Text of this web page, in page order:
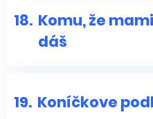
18. Komu, že
dáš
19. Koníčkove